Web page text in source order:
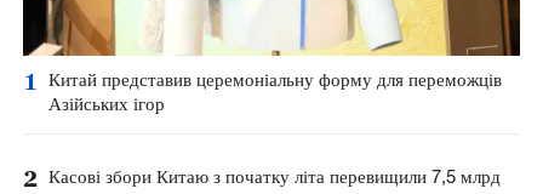
1
Китай представив церемоніальну форму для переможців
Азійських ігор
2 Касові збори Китаю з початку літа перевищили 7,5 млрд